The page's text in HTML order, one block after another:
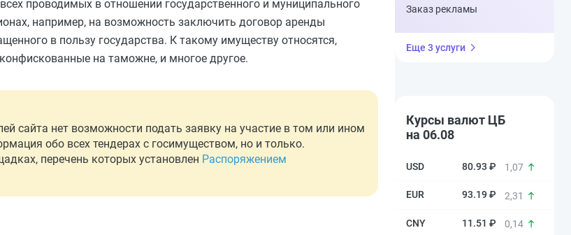
проводимых в отношении государственного и муниципального
например, на возможность заключить договор аренды
в пользу государства. К такому имуществу относятся,
на таможне, и многое другое.
сайта нет возможности подать заявку на участие в том или ином
обо всех тендерах с госимуществом, но и только.
перечень которых установлен Распоряжением
Заказ рекламы
Еще 3 услуги
Курсы валют ЦБ
на 06.08
80.93 ₽ 1,07
93.19 ₽ 2,31
11.51 ₽ 0,14